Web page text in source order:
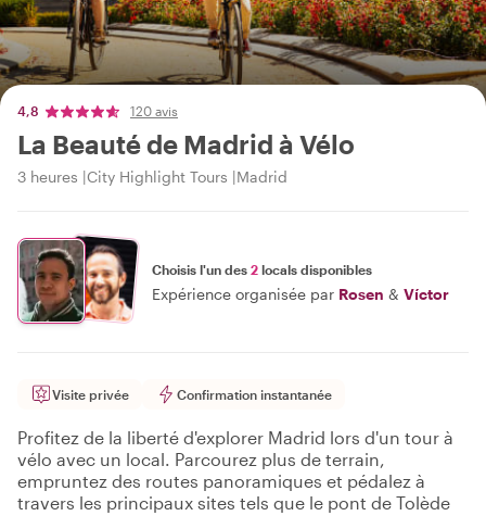
4,8 120 avis
La Beauté de Madrid à Vélo
3 heures City Highlight Tours Madrid
Choisis l'un des 2 locals disponibles
Expérience organisée par Rosen & Víctor
Visite privée Confirmation instantanée
Profitez de la liberté d'explorer Madrid lors d'un tour à
vélo avec un local. Parcourez plus de terrain,
empruntez des routes panoramiques et pédalez à
travers les principaux sites tels que le pont de Tolède